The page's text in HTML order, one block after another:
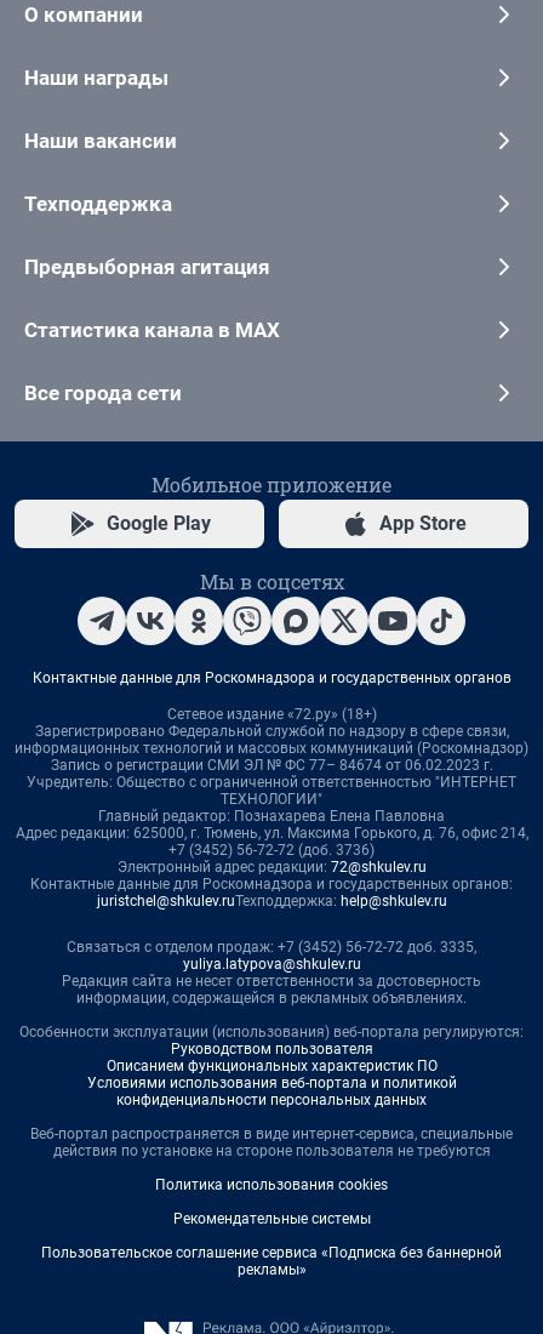
О компании
Наши награды
Наши вакансии
Техподдержка
Предвыборная агитация
Статистика канала в MAX
Все города сети
Мобильное приложение
Google Play App Store
Мы в соцсетях
Контактные данные для Роскомнадзора и государственных органов
Сетевое издание «72.ру» (18+)
Зарегистрировано Федеральной службой по надзору в сфере связи,
информационных технологий и массовых коммуникаций (Роскомнадзор)
Запись о регистрации СМИ ЭЛ № ФС 77– 84674 от 06.02.2023 г.
Учредитель: Общество с ограниченной ответственностью "ИНТЕРНЕТ
ТЕХНОЛОГИИ"
Главный редактор: Познахарева Елена Павловна
Адрес редакции: 625000, г. Тюмень, ул. Максима Горького, д. 76, офис 214,
+7 (3452) 56-72-72 (доб. 3736)
Электронный адрес редакции: 72@shkulev.ru
Контактные данные для Роскомнадзора и государственных органов:
juristchel@shkulev.ruТехподдержка: help@shkulev.ru
Связаться с отделом продаж: +7 (3452) 56-72-72 доб. 3335,
yuliya.latypova@shkulev.ru
Редакция сайта не несет ответственности за достоверность
информации, содержащейся в рекламных объявлениях.
Особенности эксплуатации (использования) веб-портала регулируются:
Руководством пользователя
Описанием функциональных характеристик ПО
Условиями использования веб-портала и политикой
конфиденциальности персональных данных
Веб-портал распространяется в виде интернет-сервиса, специальные
действия по установке на стороне пользователя не требуются
Политика использования cookies
Рекомендательные системы
Пользовательское соглашение сервиса «Подписка без баннерной
рекламы»